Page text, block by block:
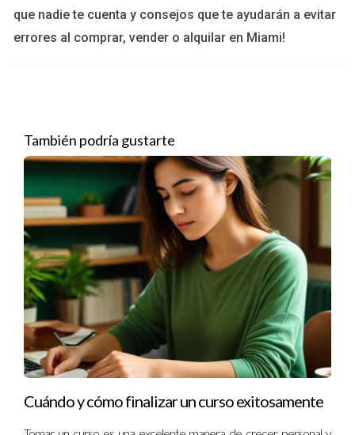
Ana es una agente nueva que decidió utilizar un CRM para
gestionar su cartera de clientes. Al principio, le costó
consultas de sus clientes, lo que resultó en una mayor
satisfacción y fidelización.
Caso 2: La Experiencia de Luis
Luis se enfrentaba al desafío de manejar múltiples canales de
comunicación: correos electrónicos, llamadas telefónicas y
mensajes directos. Optó por un CRM que integraba todas
estas plataformas en una sola interfaz. Esto no solo simplificó
su trabajo diario, sino que también le permitió tener una visión
holística del historial de interacciones con cada cliente. Al final
del mes, Luis había cerrado varias ventas gracias a esta
Caso 3: El Camino de Marta
que nadie te cuenta y consejos que te ayudarán a evitar
errores al comprar, vender o alquilar en Miami!
También podría gustarte
Cuándo y cómo finalizar un curso exitosamente